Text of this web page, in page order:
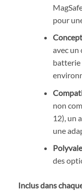
pour
avec un
batterie
non
12), un
une
des
Inclus dans